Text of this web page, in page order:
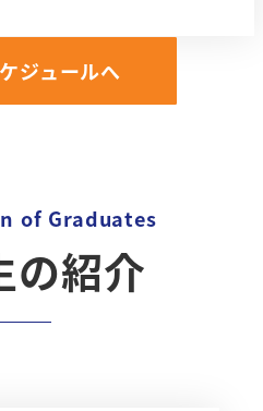
ジュールへ
of Graduates
の紹介